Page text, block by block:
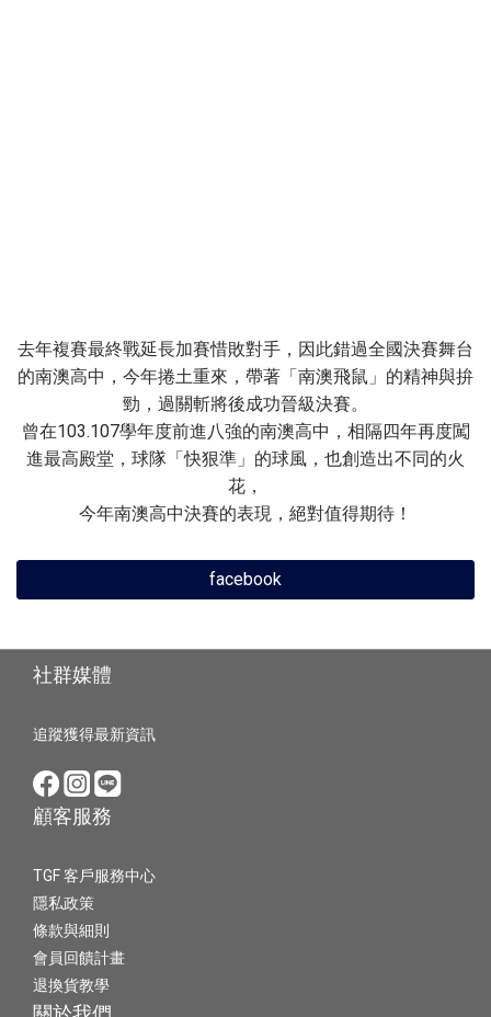
去年複賽最終戰延長加賽惜敗對手，因此錯過全國決賽舞台
的南澳高中，今年捲土重來，帶著「南澳飛鼠」的精神與拚
勁，過關斬將後成功晉級決賽。
曾在103.107學年度前進八強的南澳高中，相隔四年再度闖
進最高殿堂，球隊「快狠準」的球風，也創造出不同的火
花，
今年南澳高中決賽的表現，絕對值得期待！
facebook
社群媒體
追蹤獲得最新資訊
顧客服務
TGF 客戶服務中心
隱私政策
條款與細則
會員回饋計畫
退換貨教學